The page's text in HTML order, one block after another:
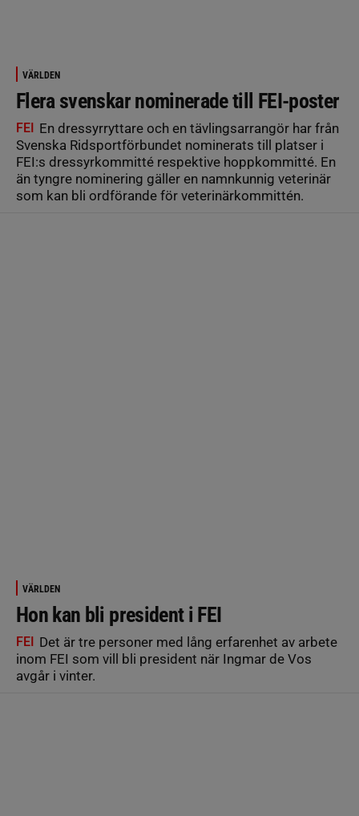
VÄRLDEN
Flera svenskar nominerade till FEI-poster
FEI En dressyrryttare och en tävlingsarrangör har från
Svenska Ridsportförbundet nominerats till platser i
FEI:s dressyrkommitté respektive hoppkommitté. En
än tyngre nominering gäller en namnkunnig veterinär
som kan bli ordförande för veterinärkommittén.
VÄRLDEN
Hon kan bli president i FEI
FEI Det är tre personer med lång erfarenhet av arbete
inom FEI som vill bli president när Ingmar de Vos
avgår i vinter.